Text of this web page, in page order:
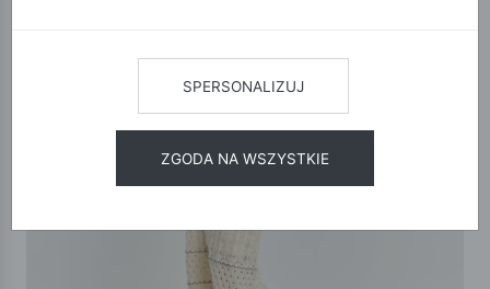
SPERSONALIZUJ
ZGODA NA WSZYSTKIE